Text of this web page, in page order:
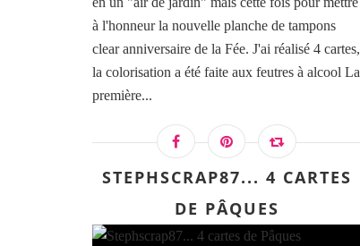
à l'honneur la nouvelle planche de tampons
clear anniversaire de la Fée. J'ai réalisé 4 cartes,
la colorisation a été faite aux feutres à alcool La
première...
STEPHSCRAP87... 4 CARTES
DE PÂQUES